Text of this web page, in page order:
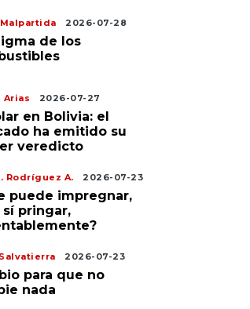
2026-07-28
de los
Arias 2026-07-27
en Bolivia: el
ha emitido su
veredicto
Rodríguez A. 2026-07-23
puede impregnar,
sí pringar,
2026-07-23
para que no
nada